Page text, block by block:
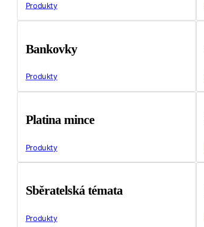
Produkty
Bankovky
Produkty
Platina mince
Produkty
Sběratelská témata
Produkty